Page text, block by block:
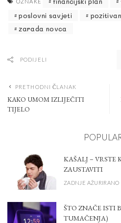
poslovni savjeti
zarada novca
PODIJELI
PRETHODNI ČLANAK
KAKO UMOM IZLIJEČITI
TIJELO
KAŠALJ – VRSTE
ZAUSTAVITI
ZADNJE AŽURIRANO
ŠTO ZNAČE ISTI
TUMAČENJA)